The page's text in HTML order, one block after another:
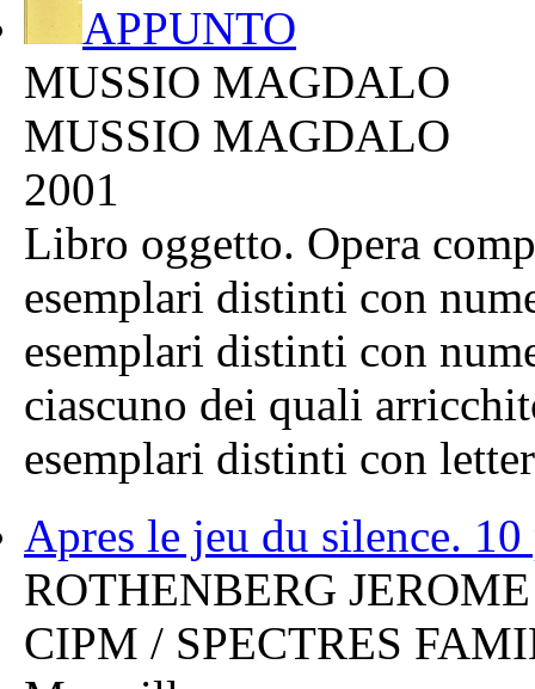
APPUNTO
MUSSIO MAGDALO
MUSSIO MAGDALO
2001
Libro oggetto. Opera
esemplari distinti con
esemplari distinti con
ciascuno dei quali
esemplari distinti con
Apres le jeu du silence. 10
ROTHENBERG JEROME
CIPM / SPECTRES